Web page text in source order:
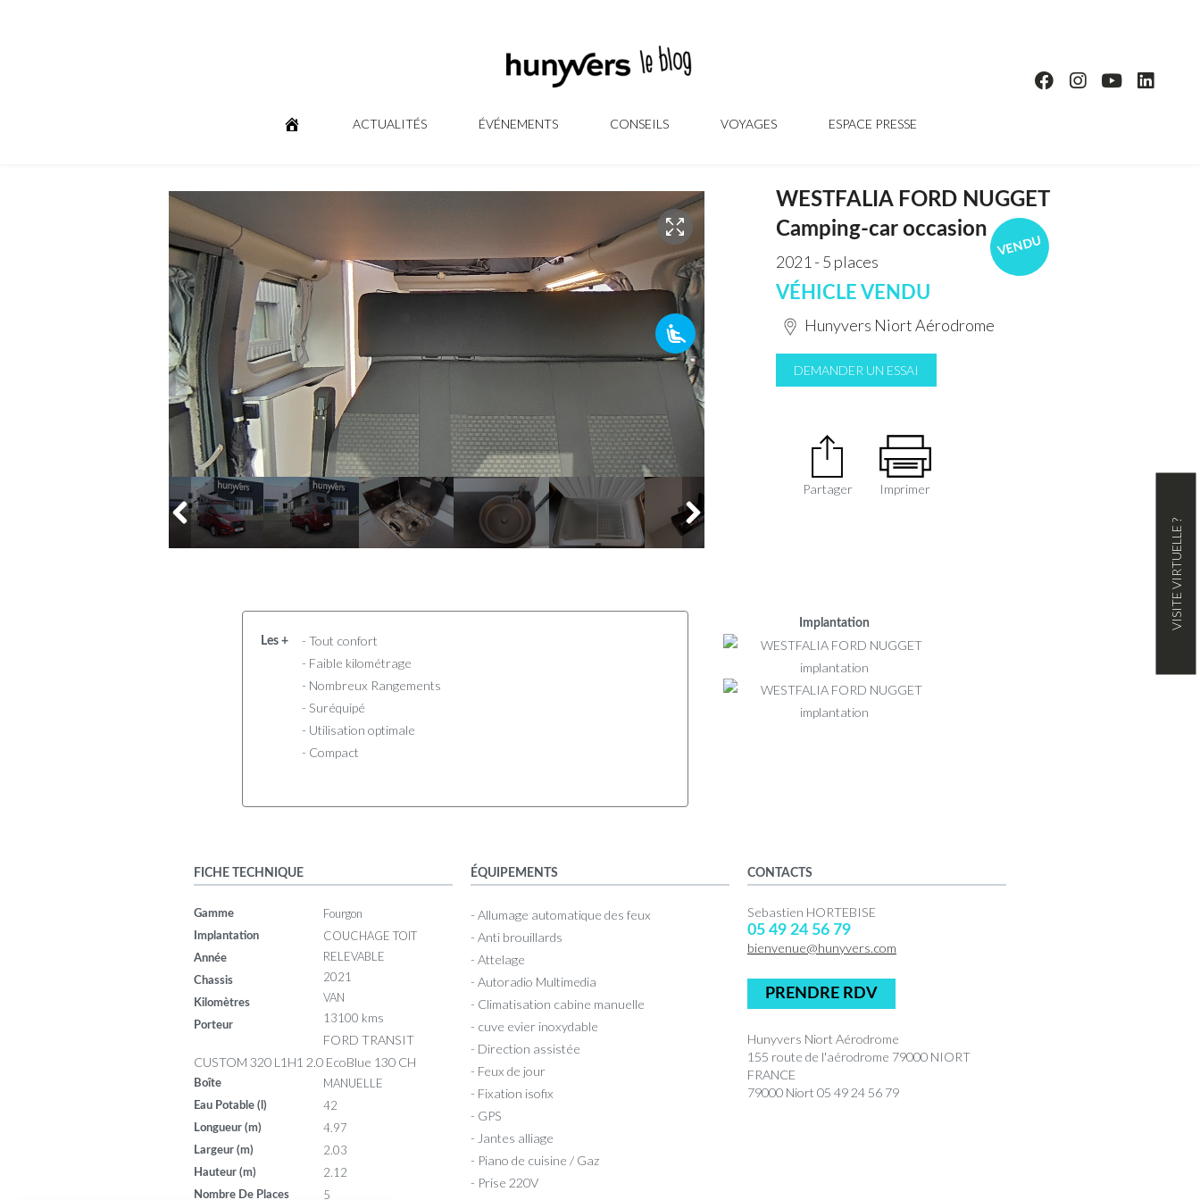
ACTUALITÉS ÉVÉNEMENTS CONSEILS VOYAGES ESPACE PRESSE
VENDU
WESTFALIA FORD NUGGET
Camping-car occasion
2021 - 5 places
VÉHICLE VENDU
Hunyvers Niort Aérodrome
DEMANDER UN ESSAI
Partager Imprimer
Les +
- Tout confort
- Faible kilométrage
- Nombreux Rangements
- Suréquipé
- Utilisation optimale
- Compact
Implantation
FICHE TECHNIQUE
Gamme Fourgon
Implantation
COUCHAGE TOIT
RELEVABLE
Année
2021
Chassis
VAN
Kilomètres
13100 kms
Porteur
FORD TRANSIT
CUSTOM 320 L1H1 2.0 EcoBlue 130 CH
Boîte MANUELLE
Eau Potable (l) 42
Longueur (m) 4.97
Largeur (m) 2.03
Hauteur (m) 2.12
Nombre De Places 5
ÉQUIPEMENTS
- Allumage automatique des feux
- Anti brouillards
- Attelage
- Autoradio Multimedia
- Climatisation cabine manuelle
- cuve evier inoxydable
- Direction assistée
- Feux de jour
- Fixation isofix
- GPS
- Jantes alliage
- Piano de cuisine / Gaz
- Prise 220V
CONTACTS
Sebastien HORTEBISE
05 49 24 56 79
bienvenue@hunyvers.com
PRENDRE RDV
Hunyvers Niort Aérodrome
155 route de l'aérodrome 79000 NIORT
FRANCE
79000 Niort 05 49 24 56 79
VISITE VIRTUELLE ?